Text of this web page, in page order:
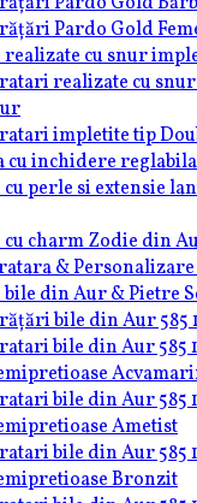
Pardo Gold
cu snur
realizate cu
impletite tip
cu inchidere
perle si extensie
charm Zodie din
&
din Aur & Pietre
bile din Aur 585
bile din Aur 585
bile din Aur 585
Ametist
bile din Aur 585
Bronzit